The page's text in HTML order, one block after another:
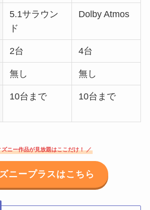
5.1サラウン
ド
Dolby Atmos
2台 4台
無し 無し
10台まで 10台まで
ズニー作品が見放題はここだけ！ ／
ニープラスはこちら